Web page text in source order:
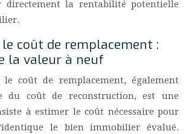
directement la rentabilité potentielle
coût de remplacement :
la valeur à neuf
coût de remplacement, également
du coût de reconstruction, est une
à estimer le coût nécessaire pour
le bien immobilier évalué.